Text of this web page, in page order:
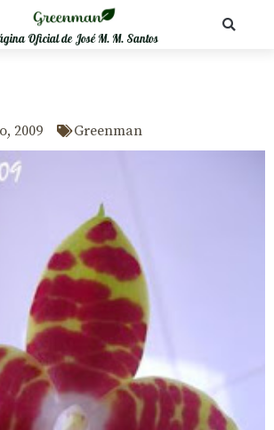
Oficial de José M. M. Santos
2009 Greenman